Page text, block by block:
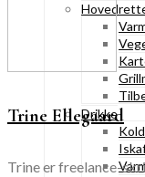
Drikke
Trine Ellegaard
Trine er freelance-